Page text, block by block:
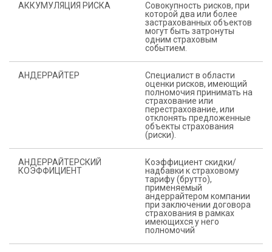
АККУМУЛЯЦИЯ РИСКА
Совокупность рисков, при
которой два или более
застрахованных объектов
могут быть затронуты
одним страховым
событием.
АНДЕРРАЙТЕР
Специалист в области
оценки рисков, имеющий
полномочия принимать на
страхование или
перестрахование, или
отклонять предложенные
объекты страхования
(риски).
АНДЕРРАЙТЕРСКИЙ
КОЭФФИЦИЕНТ
Коэффициент скидки/
надбавки к страховому
тарифу (брутто),
применяемый
андеррайтером компании
при заключении договора
страхования в рамках
имеющихся у него
полномочий